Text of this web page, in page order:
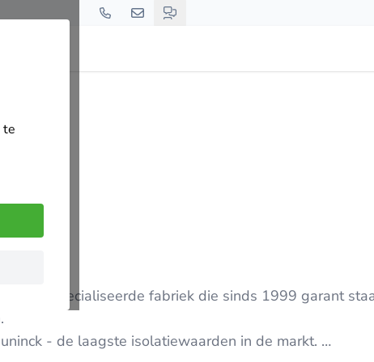
te
gespecialiseerde fabriek die sinds 1999 garant
- de laagste isolatiewaarden in de markt.